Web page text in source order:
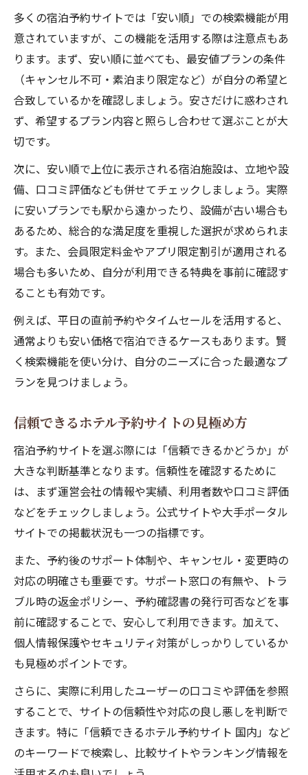
多くの宿泊予約サイトでは「安い順」での検索機能が用
意されていますが、この機能を活用する際は注意点もあ
ります。まず、安い順に並べても、最安値プランの条件
（キャンセル不可・素泊まり限定など）が自分の希望と
合致しているかを確認しましょう。安さだけに惑わされ
ず、希望するプラン内容と照らし合わせて選ぶことが大
切です。
次に、安い順で上位に表示される宿泊施設は、立地や設
備、口コミ評価なども併せてチェックしましょう。実際
に安いプランでも駅から遠かったり、設備が古い場合も
あるため、総合的な満足度を重視した選択が求められま
す。また、会員限定料金やアプリ限定割引が適用される
場合も多いため、自分が利用できる特典を事前に確認す
ることも有効です。
例えば、平日の直前予約やタイムセールを活用すると、
通常よりも安い価格で宿泊できるケースもあります。賢
く検索機能を使い分け、自分のニーズに合った最適なプ
ランを見つけましょう。
信頼できるホテル予約サイトの見極め方
宿泊予約サイトを選ぶ際には「信頼できるかどうか」が
大きな判断基準となります。信頼性を確認するために
は、まず運営会社の情報や実績、利用者数や口コミ評価
などをチェックしましょう。公式サイトや大手ポータル
サイトでの掲載状況も一つの指標です。
また、予約後のサポート体制や、キャンセル・変更時の
対応の明確さも重要です。サポート窓口の有無や、トラ
ブル時の返金ポリシー、予約確認書の発行可否などを事
前に確認することで、安心して利用できます。加えて、
個人情報保護やセキュリティ対策がしっかりしているか
も見極めポイントです。
さらに、実際に利用したユーザーの口コミや評価を参照
することで、サイトの信頼性や対応の良し悪しを判断で
きます。特に「信頼できるホテル予約サイト 国内」など
のキーワードで検索し、比較サイトやランキング情報を